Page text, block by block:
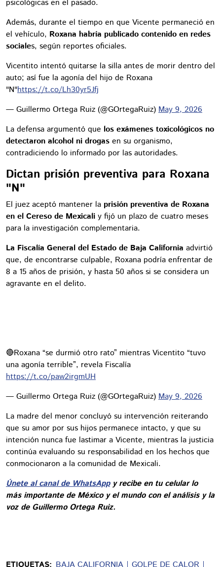
psicológicas en el pasado.
Además, durante el tiempo en que Vicente permaneció en
el vehículo, Roxana habría publicado contenido en redes
sociales, según reportes oficiales.
Vicentito intentó quitarse la silla antes de morir dentro del
auto; así fue la agonía del hijo de Roxana
"N"https://t.co/Lh30yr5Jfj
— Guillermo Ortega Ruiz (@GOrtegaRuiz) May 9, 2026
La defensa argumentó que los exámenes toxicológicos no
detectaron alcohol ni drogas en su organismo,
contradiciendo lo informado por las autoridades.
Dictan prisión preventiva para Roxana
"N"
El juez aceptó mantener la prisión preventiva de Roxana
en el Cereso de Mexicali y fijó un plazo de cuatro meses
para la investigación complementaria.
La Fiscalía General del Estado de Baja California advirtió
que, de encontrarse culpable, Roxana podría enfrentar de
8 a 15 años de prisión, y hasta 50 años si se considera un
agravante en el delito.
🔴Roxana “se durmió otro rato” mientras Vicentito “tuvo
una agonía terrible”, revela Fiscalía
https://t.co/paw2irgmUH
— Guillermo Ortega Ruiz (@GOrtegaRuiz) May 9, 2026
La madre del menor concluyó su intervención reiterando
que su amor por sus hijos permanece intacto, y que su
intención nunca fue lastimar a Vicente, mientras la justicia
continúa evaluando su responsabilidad en los hechos que
conmocionaron a la comunidad de Mexicali.
Únete al canal de WhatsAppy recibe en tu celular lo
más importante de México y el mundo con el análisis y la
voz de Guillermo Ortega Ruiz.
ETIQUETAS: BAJA CALIFORNIA GOLPE DE CALOR